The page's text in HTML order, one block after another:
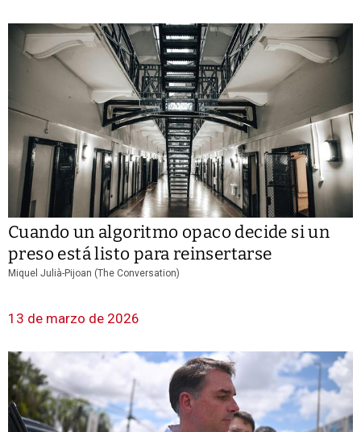
Cuando un algoritmo opaco decide si un
preso está listo para reinsertarse
Miquel Julià-Pijoan (The Conversation)
13 de marzo de 2026